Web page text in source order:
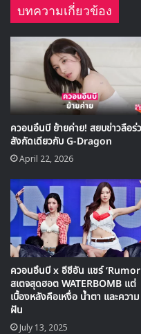
กลับมาถ่าย MV
▶ คลิก
ประโยคนี้ทำให้หลายคนตก
ที่สุดคนหนึ่งใน ‘Single’s
หลังจากตัดสินใจเปลี่ยนเส้
โอกาสครั้งสำคัญในรายกา
เปลี่ยนที่ทำให้ตารางงานขอ
หน้าใหม่ที่ถูกพูดถึงมากใน
บทความเกี่ยวข้อง
ควอนอึนบี ย้ายค่าย! สยบข่าวลือร่
สังกัดเดียวกับ G-Dragon
April 22, 2026
ควอนอึนบี x อีชีอัน แชร์
สเตจสุดฮอต WATERBOMB แต่
เบื้องหลังคือเหงื่อ น้ำตา และความ
ฝัน
July 13, 2025